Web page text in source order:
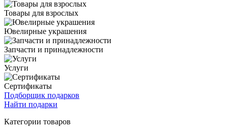
Товары для взрослых
Ювелирные украшения
Запчасти и принадлежности
Услуги
Сертификаты
Подборщик подарков
Найти подарки
Категории товаров